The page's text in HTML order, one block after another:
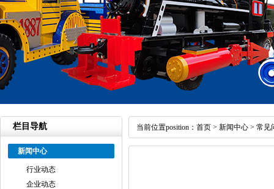
栏目导航
新闻中心
行业动态
企业动态
当前位置position： 首页 > 新闻中心 > 常见